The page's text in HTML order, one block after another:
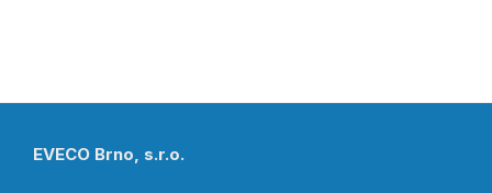
EVECO Brno, s.r.o.